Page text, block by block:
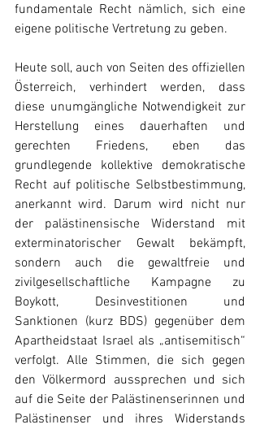
fundamentale Recht nämlich, sich eine
eigene politische Vertretung zu geben.
Heute soll, auch von Seiten des offiziellen
Österreich, verhindert werden, dass
diese unumgängliche Notwendigkeit zur
Herstellung eines dauerhaften und
gerechten Friedens, eben das
grundlegende kollektive demokratische
Recht auf politische Selbstbestimmung,
anerkannt wird. Darum wird nicht nur
der palästinensische Widerstand mit
exterminatorischer Gewalt bekämpft,
sondern auch die gewaltfreie und
zivilgesellschaftliche Kampagne zu
Boykott, Desinvestitionen und
Sanktionen (kurz BDS) gegenüber dem
Apartheidstaat Israel als „antisemitisch“
verfolgt. Alle Stimmen, die sich gegen
den Völkermord aussprechen und sich
auf die Seite der Palästinenserinnen und
Palästinenser und ihres Widerstands